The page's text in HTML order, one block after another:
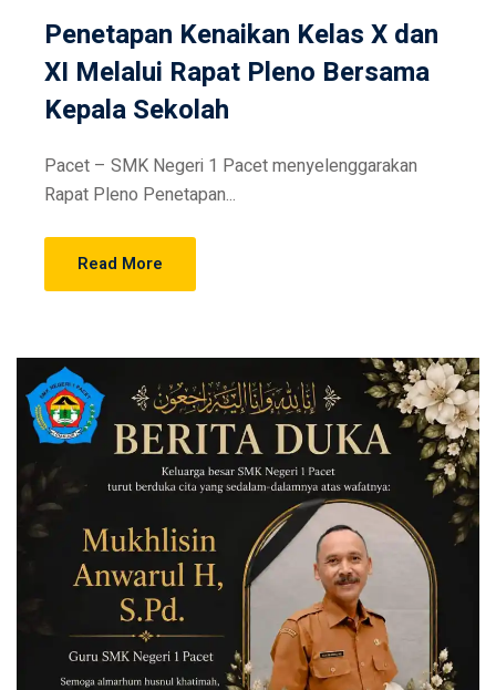
Penetapan Kenaikan Kelas X dan
XI Melalui Rapat Pleno Bersama
Kepala Sekolah
Pacet – SMK Negeri 1 Pacet menyelenggarakan
Rapat Pleno Penetapan...
Read More